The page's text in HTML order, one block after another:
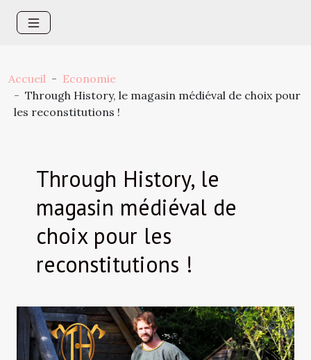
Accueil
Economie
Through History, le magasin médiéval de choix pour
les reconstitutions !
Through History, le
magasin médiéval de
choix pour les
reconstitutions !